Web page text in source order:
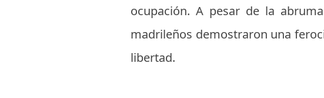
ocupación. A pesar de la
madrileños demostraron una
libertad.